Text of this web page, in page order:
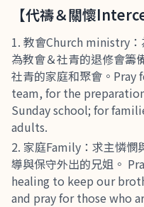
【代禱＆關懷
教會Church ministry：
為教會＆社青的退修會籌
社青的家庭和聚會。
team, for the
Sunday school; for
adults.
家庭Family：求主憐憫
導與保守外出的兄姐。
healing to keep our
and pray for those who